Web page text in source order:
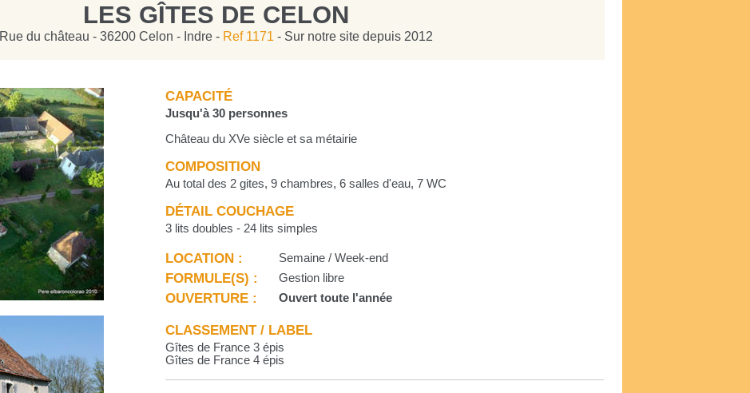
LES GÎTES DE CELON
Rue du château - 36200 Celon - Indre - Ref 1171 - Sur notre site depuis 2012
CAPACITÉ
Jusqu'à 30 personnes
Château du XVe siècle et sa métairie
COMPOSITION
Au total des 2 gites, 9 chambres, 6 salles d'eau, 7 WC
DÉTAIL COUCHAGE
3 lits doubles - 24 lits simples
LOCATION : Semaine / Week-end
FORMULE(S) : Gestion libre
OUVERTURE : Ouvert toute l'année
CLASSEMENT / LABEL
Gîtes de France 3 épis
Gîtes de France 4 épis